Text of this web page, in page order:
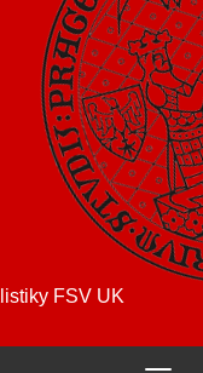
FSV UK